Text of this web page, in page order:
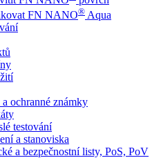
FN NANO® Aqua
a ochranné známky
testování
a stanoviska
a bezpečnostní listy, PoS, PoV